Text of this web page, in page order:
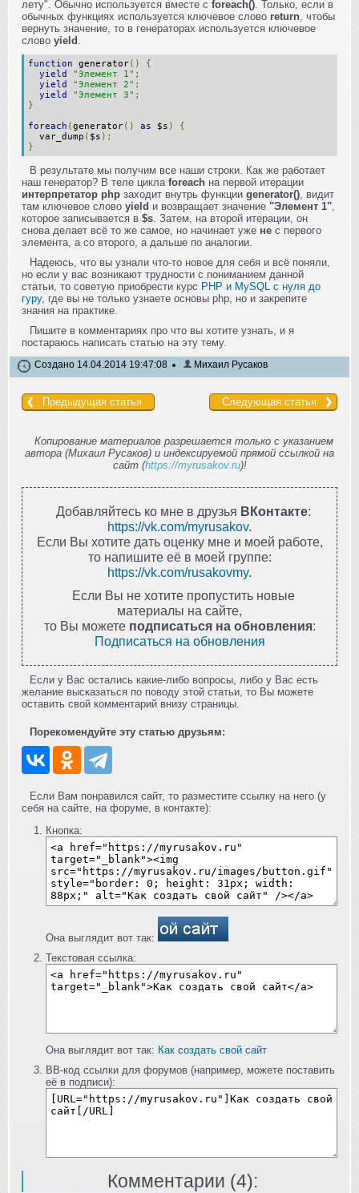
лету". Обычно используется вместе с foreach() . Только, если в
обычных функциях используется ключевое слово return , чтобы
вернуть значение, то в генераторах используется ключевое
слово yield
function generator()
{
yield
"Элемент 1" ;
yield
"Элемент 2" ;
yield
"Элемент 3" ;
}
foreach (generator() as $s )
{
var_dump ( $s );
}
В результате мы получим все наши строки. Как же работает
наш генератор? В теле цикла foreach на первой итерации
интерпретатор php заходит внутрь функции generator() , видит
там ключевое слово yield и возвращает значение "Элемент 1"
которое записывается в $s . Затем, на второй итерации, он
снова делает всё то же самое, но начинает уже не с первого
элемента, а со второго, а дальше по аналогии.
Надеюсь, что вы узнали что-то новое для себя и всё поняли,
но если у вас возникают трудности с пониманием данной
статьи, то советую приобрести курс PHP и MySQL с нуля до
гуру, где вы не только узнаете основы php, но и закрепите
знания на практике.
Пишите в комментариях про что вы хотите узнать, и я
постараюсь написать статью на эту тему.
Создано 14.04.2014 19:47:08 Михаил Русаков
Предыдущая статья Следующая статья
Копирование материалов разрешается только с указанием
автора (Михаил Русаков) и индексируемой прямой ссылкой на
сайт (https://myrusakov.ru)!
Добавляйтесь ко мне в друзья ВКонтакте:
https://vk.com/myrusakov.
Если Вы хотите дать оценку мне и моей работе,
то напишите её в моей группе:
https://vk.com/rusakovmy.
Если Вы не хотите пропустить новые
материалы на сайте,
то Вы можете подписаться на обновления:
Подписаться на обновления
Если у Вас остались какие-либо вопросы, либо у Вас есть
желание высказаться по поводу этой статьи, то Вы можете
оставить свой комментарий внизу страницы.
Порекомендуйте эту статью друзьям:
Если Вам понравился сайт, то разместите ссылку на него (у
себя на сайте, на форуме, в контакте):
Кнопка:
Она выглядит вот так:
Текстовая ссылка:
Она выглядит вот так: Как создать свой сайт
BB-код ссылки для форумов (например, можете поставить
её в подписи):
Комментарии (4):